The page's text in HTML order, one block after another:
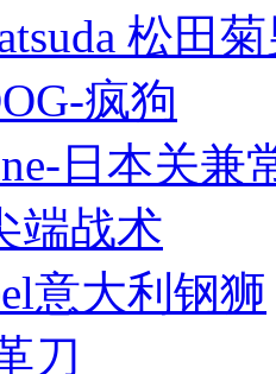
松田
疯狗
日本关兼
端战术
意大利钢狮
刀